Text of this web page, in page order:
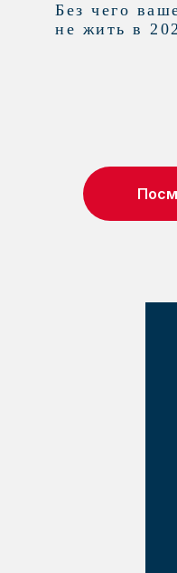
Без чего
не жить в